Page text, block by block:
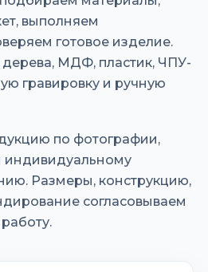
выполняем
готовое изделие.
дерева, МДФ, пластик, ЧПУ-
гравировку и ручную
по фотографии,
индивидуальному
Размеры, конструкцию,
согласовываем